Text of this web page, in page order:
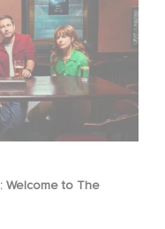
Welcome to The